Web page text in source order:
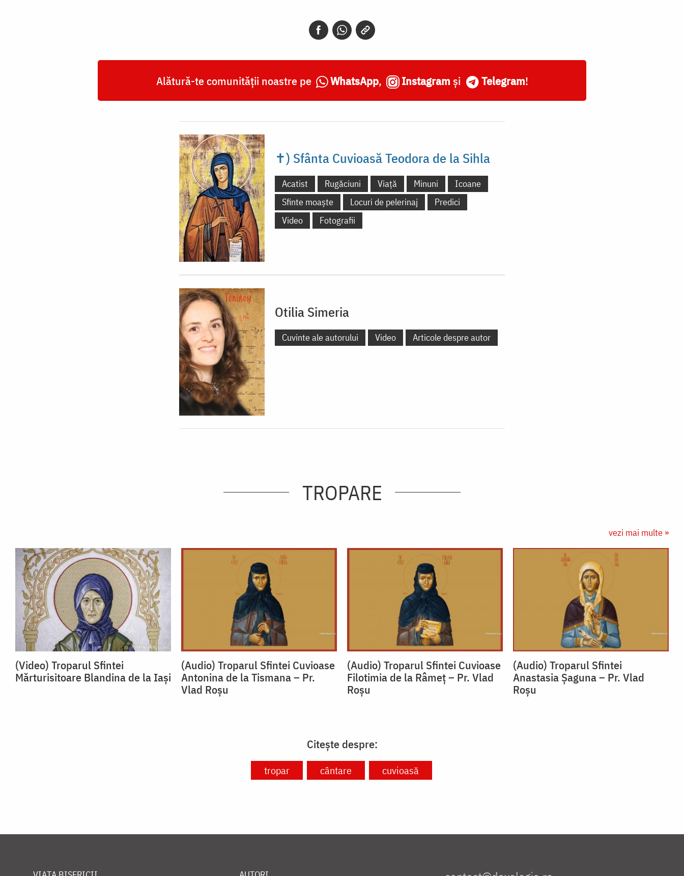
Alătură-te comunității noastre pe WhatsApp, Instagram și Telegram!
✝) Sfânta Cuvioasă Teodora de la Sihla
Acatist Rugăciuni Viață Minuni
Icoane
Sfinte moaște
Locuri de pelerinaj
Predici
Video
Fotografii
Otilia Simeria
Cuvinte ale autorului Video Articole despre autor
TROPARE
vezi mai multe »
(Video) Troparul Sfintei
Mărturisitoare Blandina de la Iași
(Audio) Troparul Sfintei Cuvioase
Antonina de la Tismana – Pr.
Vlad Roșu
(Audio) Troparul Sfintei Cuvioase
Filotimia de la Râmeț – Pr. Vlad
Roșu
(Audio) Troparul Sfintei
Anastasia Șaguna – Pr. Vlad
Roșu
Citește despre:
tropar cântare cuvioasă